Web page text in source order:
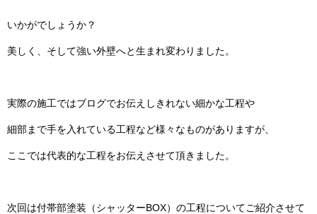
いかがでしょうか？
美しく、そして強い外壁へと生まれ変わりました。
実際の施工ではブログでお伝えしきれない細かな工程や
細部まで手を入れている工程など様々なものがありますが、
ここでは代表的な工程をお伝えさせて頂きました。
次回は付帯部塗装（シャッターBOX）の工程についてご紹介させて